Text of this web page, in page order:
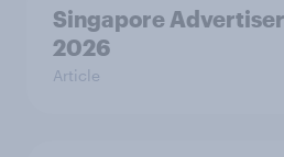
Singapore
2026
Article